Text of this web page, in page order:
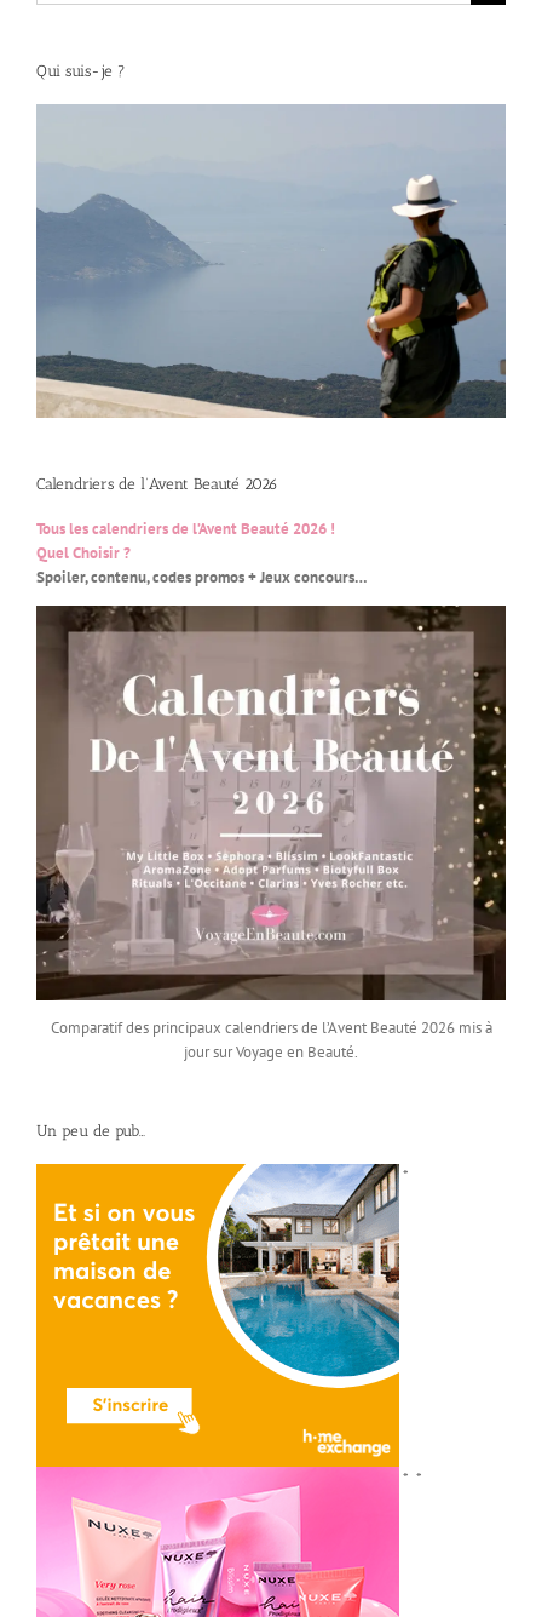
Qui suis-je ?
Calendriers de l’Avent Beauté 2026
Tous les calendriers de l’Avent Beauté 2026 !
Quel Choisir ?
Spoiler, contenu, codes promos + Jeux concours…
Comparatif des principaux calendriers de l’Avent Beauté 2026 mis à
jour sur Voyage en Beauté.
Un peu de pub…
*
* *